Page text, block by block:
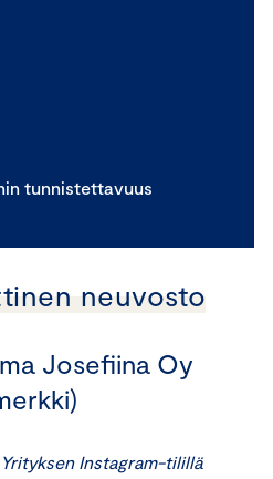
tunnistettavuus
neuvosto
Josefiina Oy
Yrityksen Instagram-tilillä